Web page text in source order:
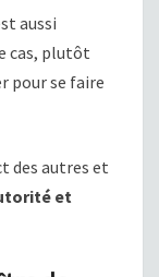
aussi
cas, plutôt
pour se faire
des autres et
et